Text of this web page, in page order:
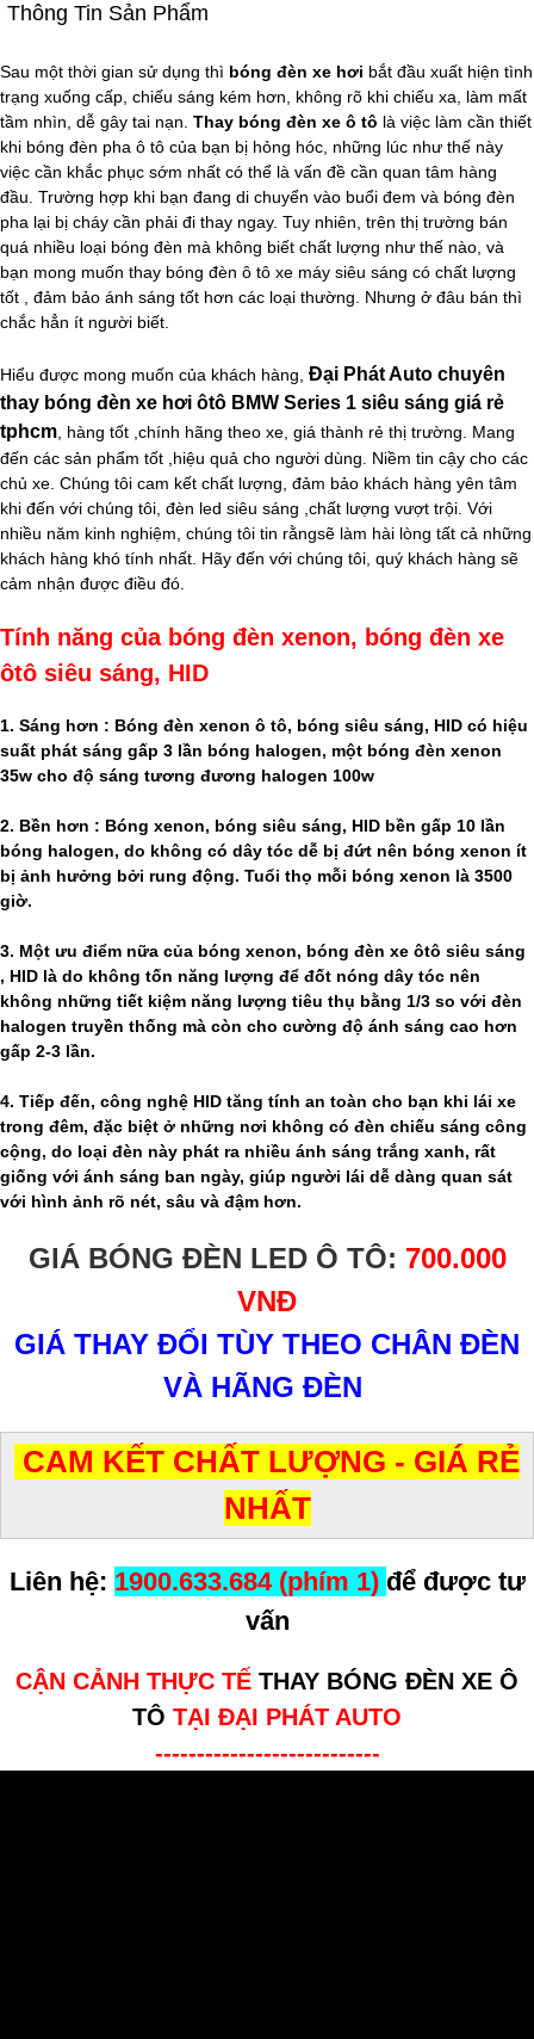
Thông Tin Sản Phẩm
Sau một thời gian sử dụng thì bóng đèn xe hơi bắt đầu xuất hiện tình
trạng xuống cấp, chiếu sáng kém hơn, không rõ khi chiếu xa, làm mất
tầm nhìn, dễ gây tai nạn. Thay bóng đèn xe ô tô là việc làm cần thiết
khi bóng đèn pha ô tô của bạn bị hỏng hóc, những lúc như thế này
việc cần khắc phục sớm nhất có thể là vấn đề cần quan tâm hàng
đầu. Trường hợp khi bạn đang di chuyển vào buổi đem và bóng đèn
pha lại bị cháy cần phải đi thay ngay. Tuy nhiên, trên thị trường bán
quá nhiều loại bóng đèn mà không biết chất lượng như thế nào, và
bạn mong muốn thay bóng đèn ô tô xe máy siêu sáng có chất lượng
tốt , đảm bảo ánh sáng tốt hơn các loại thường. Nhưng ở đâu bán thì
chắc hẳn ít người biết.
Hiểu được mong muốn của khách hàng, Đại Phát Auto chuyên
thay bóng đèn xe hơi ôtô BMW Series 1 siêu sáng giá rẻ
tphcm, hàng tốt ,chính hãng theo xe, giá thành rẻ thị trường. Mang
đến các sản phẩm tốt ,hiệu quả cho người dùng. Niềm tin cậy cho các
chủ xe. Chúng tôi cam kết chất lượng, đảm bảo khách hàng yên tâm
khi đến với chúng tôi, đèn led siêu sáng ,chất lượng vượt trội. Với
nhiều năm kinh nghiệm, chúng tôi tin rằngsẽ làm hài lòng tất cả những
khách hàng khó tính nhất. Hãy đến với chúng tôi, quý khách hàng sẽ
cảm nhận được điều đó.
Tính năng của bóng đèn xenon, bóng đèn xe
ôtô siêu sáng, HID
1. Sáng hơn : Bóng đèn xenon ô tô, bóng siêu sáng, HID có hiệu
suất phát sáng gấp 3 lần bóng halogen, một bóng đèn xenon
35w cho độ sáng tương đương halogen 100w
2. Bền hơn : Bóng xenon, bóng siêu sáng, HID bền gấp 10 lần
bóng halogen, do không có dây tóc dễ bị đứt nên bóng xenon ít
bị ảnh hưởng bởi rung động. Tuổi thọ mỗi bóng xenon là 3500
giờ.
3. Một ưu điểm nữa của bóng xenon, bóng đèn xe ôtô siêu sáng
, HID là do không tốn năng lượng để đốt nóng dây tóc nên
không những tiết kiệm năng lượng tiêu thụ bằng 1/3 so với đèn
halogen truyền thống mà còn cho cường độ ánh sáng cao hơn
gấp 2-3 lần.
4. Tiếp đến, công nghệ HID tăng tính an toàn cho bạn khi lái xe
trong đêm, đặc biệt ở những nơi không có đèn chiếu sáng công
cộng, do loại đèn này phát ra nhiều ánh sáng trắng xanh, rất
giống với ánh sáng ban ngày, giúp người lái dễ dàng quan sát
với hình ảnh rõ nét, sâu và đậm hơn.
GIÁ BÓNG ĐÈN LED Ô TÔ: 700.000
VNĐ
GIÁ THAY ĐỔI TÙY THEO CHÂN ĐÈN
VÀ HÃNG ĐÈN
CAM KẾT CHẤT LƯỢNG - GIÁ RẺ
NHẤT
Liên hệ: 1900.633.684 (phím 1) để được tư
vấn
CẬN CẢNH THỰC TẾ THAY BÓNG ĐÈN XE Ô
TÔ TẠI ĐẠI PHÁT AUTO
---------------------------